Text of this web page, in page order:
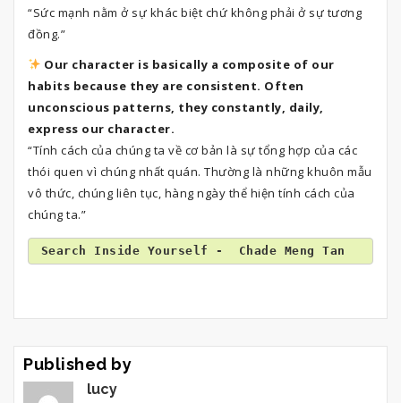
“Sức mạnh nằm ở sự khác biệt chứ không phải ở sự tương
đồng.”
Our character is basically a composite of our
habits because they are consistent. Often
unconscious patterns, they constantly, daily,
express our character.
“Tính cách của chúng ta về cơ bản là sự tổng hợp của các
thói quen vì chúng nhất quán. Thường là những khuôn mẫu
vô thức, chúng liên tục, hàng ngày thể hiện tính cách của
chúng ta.”
Search Inside Yourself - Chade Meng Tan
Published by
lucy